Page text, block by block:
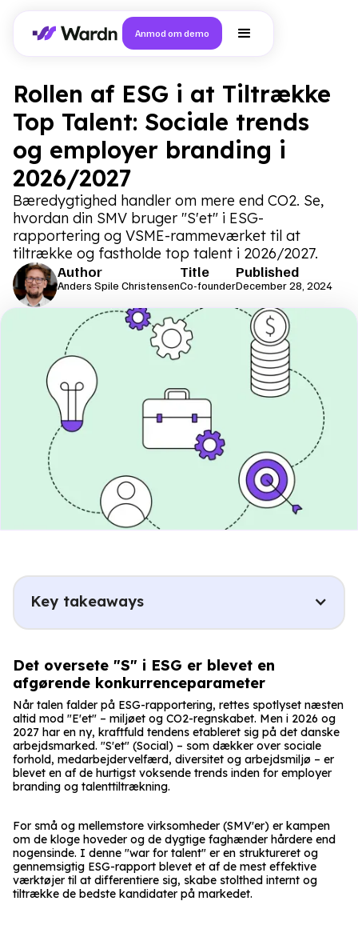
Anmod om demo
Rollen af ESG i at Tiltrække
Top Talent: Sociale trends
og employer branding i
2026/2027
Bæredygtighed handler om mere end CO2. Se,
hvordan din SMV bruger "S'et" i ESG-
rapportering og VSME-rammeværket til at
tiltrække og fastholde top talent i 2026/2027.
Author
Anders Spile Christensen
Title
Co-founder
Published
December 28, 2024
Key takeaways
Det oversete "S" i ESG er blevet en
afgørende konkurrenceparameter
Når talen falder på ESG-rapportering, rettes spotlyset næsten
altid mod "E'et" – miljøet og CO2-regnskabet. Men i 2026 og
2027 har en ny, kraftfuld tendens etableret sig på det danske
arbejdsmarked. "S'et" (Social) – som dækker over sociale
forhold, medarbejdervelfærd, diversitet og arbejdsmiljø – er
blevet en af de hurtigst voksende trends inden for employer
branding og talenttiltrækning.
For små og mellemstore virksomheder (SMV'er) er kampen
om de kloge hoveder og de dygtige faghænder hårdere end
nogensinde. I denne "war for talent" er en struktureret og
gennemsigtig ESG-rapport blevet et af de mest effektive
værktøjer til at differentiere sig, skabe stolthed internt og
tiltrække de bedste kandidater på markedet.